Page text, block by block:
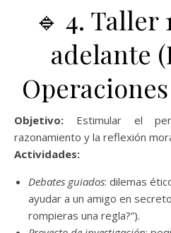
🔹 4. Taller
adelante
Objetivo: Estimular el
razonamiento y la reflexión
Actividades:
Debates guiados: dilemas
ayudar a un amigo en
rompieras una regla?”).